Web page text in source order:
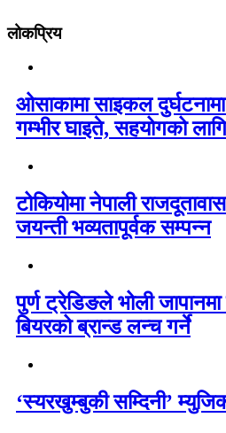
लोकप्रिय
ओसाकामा साइकल दुर्घटनामा
गम्भीर घाइते, सहयोगको
टोकियोमा नेपाली
जयन्ती भव्यतापूर्वक सम्पन्न
पुर्ण ट्रेडिङले भोली
बियरको ब्रान्ड लन्च गर्ने
‘स्यरखुम्बुकी सम्दिनी’